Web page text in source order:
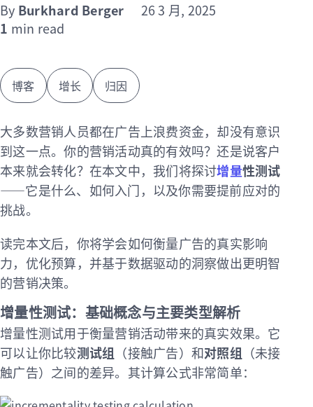
By Burkhard Berger
26 3 月, 2025
1 min read
博客 增长 归因
大多数营销人员都在广告上浪费资金，却没有意识
到这一点。你的营销活动真的有效吗？还是说客户
本来就会转化？在本文中，我们将探讨增量性测试
——它是什么、如何入门，以及你需要提前应对的
挑战。
读完本文后，你将学会如何衡量广告的真实影响
力，优化预算，并基于数据驱动的洞察做出更明智
的营销决策。
增量性测试：基础概念与主要类型解析
增量性测试用于衡量营销活动带来的真实效果。它
可以让你比较测试组 （接触广告）和对照组 （未接
触广告）之间的差异。其计算公式非常简单：